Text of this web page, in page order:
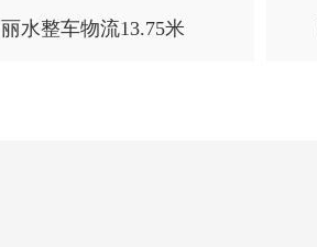
丽水整车物流13.75米